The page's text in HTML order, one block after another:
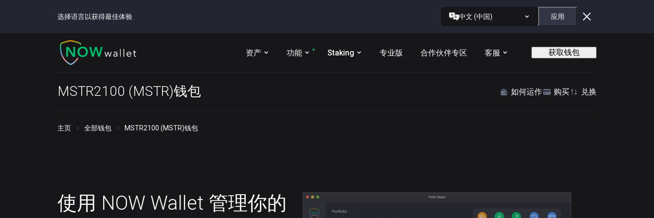
选择语言以获得最佳体验 中文 (中国) 应用
资产 功能 Staking 专业版 合作伙伴专区 客服 获取钱包
MSTR2100 (MSTR)钱包 如何运作 购买 兑换
主页 全部钱包 MSTR2100 (MSTR)钱包
使用 NOW Wallet 管理你的